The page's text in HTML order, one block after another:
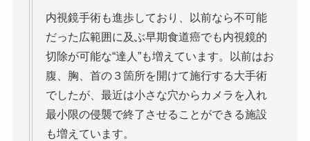
内視鏡手術も進歩しており、以前なら不可能
だった広範囲に及ぶ早期食道癌でも内視鏡的
切除が可能な“達人”も増えています。以前はお
腹、胸、首の３箇所を開けて施行する大手術
でしたが、最近は小さな穴からカメラを入れ
最小限の侵襲で終了させることができる施設
も増えています。